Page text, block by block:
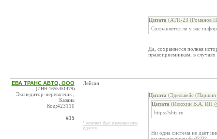
Цитата (АТП-23 (Романов
Сохраняется ли у вас
Да, сохраняется полная
правоприемникам, в
ЕВА ТРАНС АВТО, ООО
(ИНН:1655451479)
Экспедитор-перевозчик ,
Казань
Код:423110
#15
Лейсан
* контакт был изменен или
удален
Цитата (Эдельвейс
Цитата (Илюхин В.А. ИП
https://sbis.ru
Ни одна система не дает